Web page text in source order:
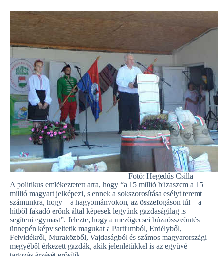
Fotó: Hegedűs Csilla
A politikus emlékeztetett arra, hogy “a 15 millió búzaszem a 15
millió magyart jelképezi, s ennek a sokszorosítása esélyt teremt
számunkra, hogy – a hagyományokon, az összefogáson túl – a
hitből fakadó erőnk által képesek legyünk gazdaságilag is
segíteni egymást”. Jelezte, hogy a mezőgecsei búzaösszeöntés
ünnepén képviseltetik magukat a Partiumból, Erdélyből,
Felvidékről, Muraközből, Vajdaságból és számos magyarországi
megyéből érkezett gazdák, akik jelenlétükkel is az együvé